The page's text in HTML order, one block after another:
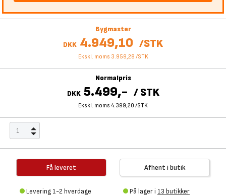
Bygmaster
DKK 4.949,10 /STK
Ekskl. moms 3.959,28 /STK
Normalpris
DKK 5.499,- / STK
Ekskl. moms 4.399,20 /STK
Få leveret
Levering 1-2 hverdage
Afhent i butik
På lager i 13 butikker